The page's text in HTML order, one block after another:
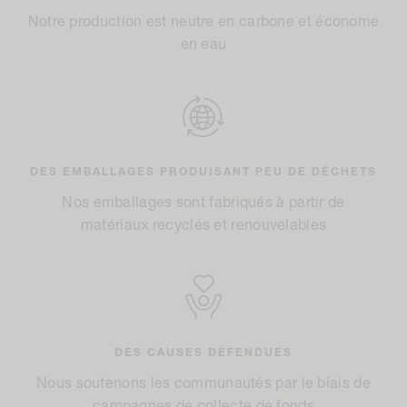
Notre production est neutre en carbone et économe
en eau
DES EMBALLAGES PRODUISANT PEU DE DÉCHETS
Nos emballages sont fabriqués à partir de
matériaux recyclés et renouvelables
DES CAUSES DÉFENDUES
Nous soutenons les communautés par le biais de